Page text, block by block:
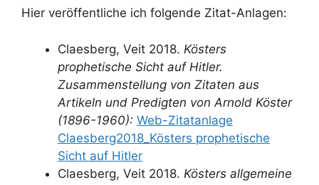
Hier veröffentliche ich folgende Zitat-Anlagen:
Claesberg, Veit 2018. Kösters
prophetische Sicht auf Hitler.
Zusammenstellung von Zitaten aus
Artikeln und Predigten von Arnold Köster
(1896-1960): Web-Zitatanlage
Claesberg2018_Kösters prophetische
Sicht auf Hitler
Claesberg, Veit 2018. Kösters allgemeine